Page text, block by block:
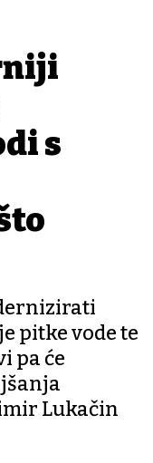
s
pitke vode te
pa će
Lukačin